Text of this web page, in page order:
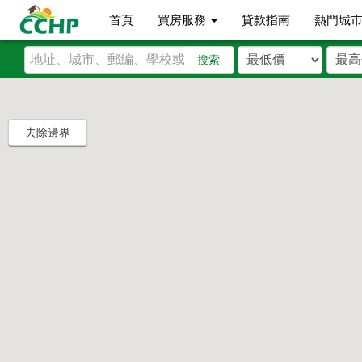
首頁 買房服務 貸款指南 熱門城市
搜索
去除邊界